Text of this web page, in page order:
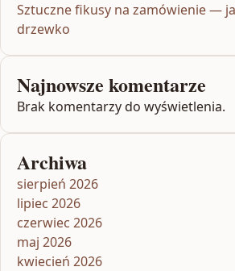
Sztuczne fikusy na zamówienie —
drzewko
Najnowsze komentarze
Brak komentarzy do wyświetlenia.
Archiwa
sierpień 2026
lipiec 2026
czerwiec 2026
maj 2026
kwiecień 2026